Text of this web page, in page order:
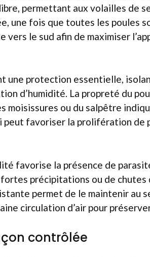
permettant aux volailles de
une fois que toutes les poules
le sud afin de maximiser
une protection essentielle,
d’humidité. La propreté du
moisissures ou du salpêtre
peut favoriser la prolifération de
favorise la présence de
précipitations ou de chutes
permet de le maintenir au
circulation d’air pour
contrôlée